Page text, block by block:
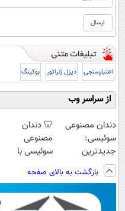
اعتبارسنجی دیزل ژنراتور بوکینگ
از سراسر وب
دندان مصنوعی
سوئیسی:
جدیدترین
فناوری اروپا،
سبک و مقاوم |
پرداخت قسطی
🦷 دندان
مصنوعی
سوئیسی با
دیجیتال |
پرداخت در 4
قسط |📍 تهران
بازگشت به بالای صفحه